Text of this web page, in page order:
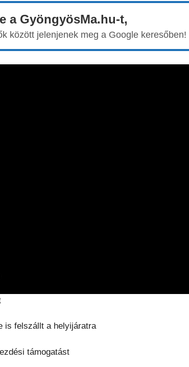
a GyöngyösMa.hu-t,
között jelenjenek meg a Google keresőben!
is felszállt a helyijáratra
támogatást